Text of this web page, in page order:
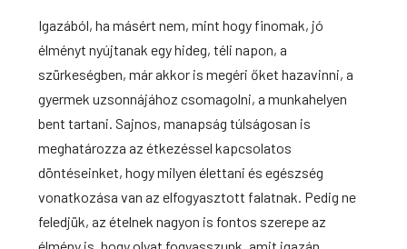
Igazából, ha másért nem, mint hogy finomak, jó
élményt nyújtanak egy hideg, téli napon, a
szürkeségben, már akkor is megéri őket hazavinni, a
gyermek uzsonnájához csomagolni, amunkahelyen
bent tartani. Sajnos, manapság túlságosan is
meghatározza az étkezéssel kapcsolatos
döntéseinket, hogy milyen élettani és egészség
vonatkozása van az elfogyasztott falatnak. Pedig ne
feledjük, az ételnek nagyon is fontos szerepe az